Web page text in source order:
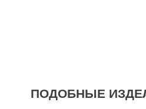
ПОДОБНЫЕ